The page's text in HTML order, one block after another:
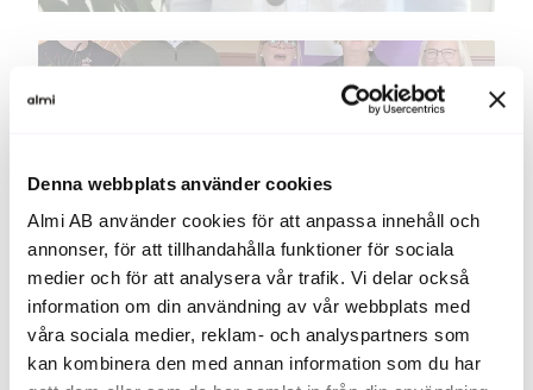
Denna webbplats använder cookies
Almi AB använder cookies för att anpassa innehåll och
annonser, för att tillhandahålla funktioner för sociala
medier och för att analysera vår trafik. Vi delar också
information om din användning av vår webbplats med
våra sociala medier, reklam- och analyspartners som
kan kombinera den med annan information som du har
Kronoberg
Utvecklingscheckar - ansökan är
Kronoberg